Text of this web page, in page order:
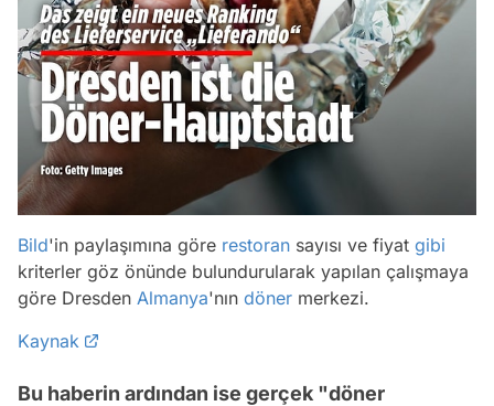
Bild'in paylaşımına göre restoran sayısı ve fiyat gibi
kriterler göz önünde bulundurularak yapılan çalışmaya
göre Dresden Almanya'nın döner merkezi.
Kaynak
Bu haberin ardından ise gerçek "döner